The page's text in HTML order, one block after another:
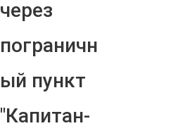
через
пограничн
ый пункт
"Капитан-